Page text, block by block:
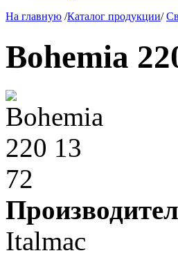
На главную /Каталог продукции/
Bohemia
Italmac